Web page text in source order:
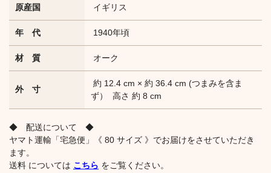
原産国 イギリス
年 代 1940年頃
材 質 オーク
外 寸
約 12.4 cm × 約 36.4 cm (つまみを含ま
ず） 高さ 約 8 cm
◆ 配送について ◆
ヤマト運輸「宅急便」《 80 サイズ 》でお届けをさせていただき
ます。
送料 については こちら をご覧ください。